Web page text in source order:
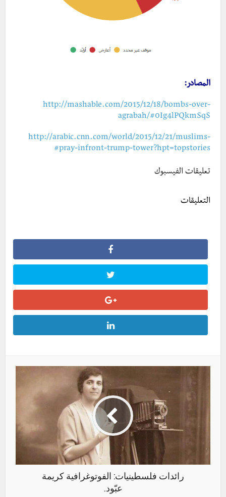
المصادر:
http://mashable.com/2015/12/18/bombs-over-
agrabah/#0Ig4lPQkmSqS
http://arabic.cnn.com/world/2015/12/21/muslims-
pray-infront-trump-tower?hpt=topstories#
تعليقات الفيسبوك
التعليقات
رائدات فلسطينيات: الفوتوغرافية كريمة
عبّود.